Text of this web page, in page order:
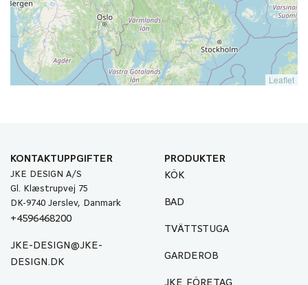
Leaflet
KONTAKTUPPGIFTER
JKE DESIGN A/S
Gl. Klæstrupvej 75
DK-9740 Jerslev, Danmark
+4596468200
JKE-DESIGN@JKE-
DESIGN.DK
PRODUKTER
KÖK
BAD
TVÄTTSTUGA
GARDEROB